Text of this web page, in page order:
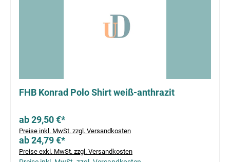
FHB Konrad Polo Shirt weiß-anthrazit
ab 29,50 €*
Preise inkl. MwSt. zzgl. Versandkosten
ab 24,79 €*
Preise exkl. MwSt. zzgl. Versandkosten